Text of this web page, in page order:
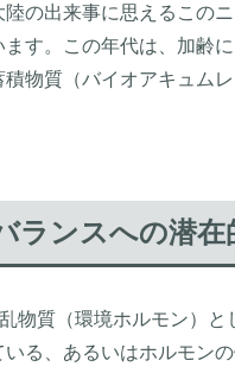
の出来事に思えるこの
ます。この年代は、加齢
積物質（バイオアキュム
ランスへの潜在
物質（環境ホルモン）
いる、あるいはホルモン